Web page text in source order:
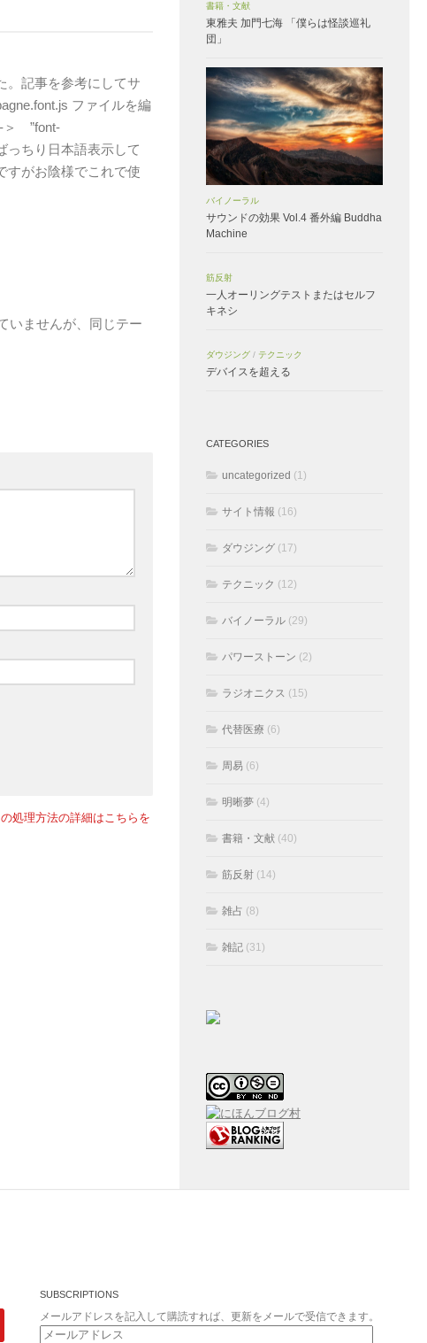
。記事を参考にしてサ
ファイルを編
＞ ”font-
っちり日本語表示して
すがお陰様でこれで使
いませんが、同じテー
処理方法の詳細はこちらを
書籍・文献
東雅夫 加門七海 「僕らは怪談巡礼
団」
バイノーラル
サウンドの効果 Vol.4 番外編 Buddha
Machine
筋反射
一人オーリングテストまたはセルフ
キネシ
ダウジング / テクニック
デバイスを超える
CATEGORIES
uncategorized (1)
サイト情報 (16)
ダウジング (17)
テクニック (12)
バイノーラル (29)
パワーストーン (2)
ラジオニクス (15)
代替医療 (6)
周易 (6)
明晰夢 (4)
書籍・文献 (40)
筋反射 (14)
雑占 (8)
雑記 (31)
SUBSCRIPTIONS
メールアドレスを記入して購読すれば、更新をメールで受信できます。
メ